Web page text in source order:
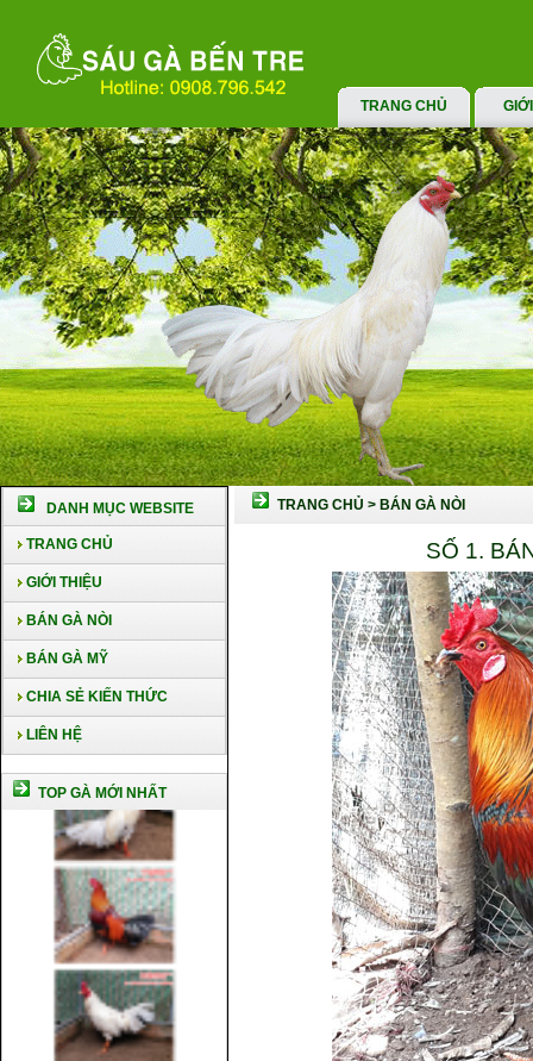
TRANG CHỦ
DANH MỤC WEBSITE
TRANG CHỦ
GIỚI THIỆU
BÁN GÀ NÒI
BÁN GÀ MỸ
CHIA SẺ KIẾN THỨC
LIÊN HỆ
TOP GÀ MỚI NHẤT
TRANG CHỦ > BÁN GÀ NÒI
SỐ 1.